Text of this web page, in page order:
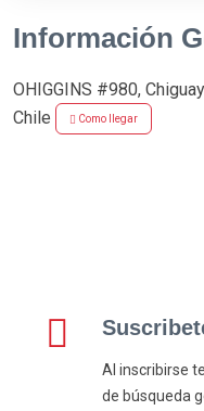
Información
OHIGGINS #980,
Chile
Como llegar
Al inscribirse
de búsqueda